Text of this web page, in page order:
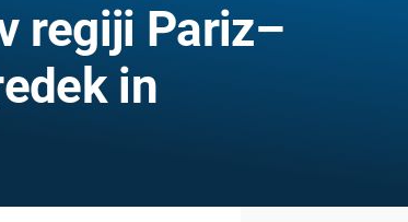
regiji Pariz–
in